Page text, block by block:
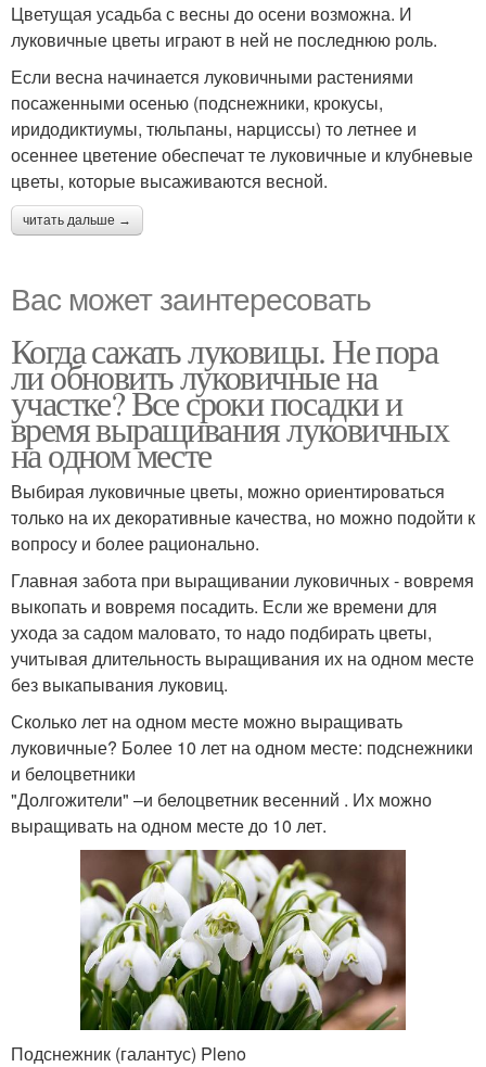
Цветущая усадьба с весны до осени возможна. И
луковичные цветы играют в ней не последнюю роль.
Если весна начинается луковичными растениями
посаженными осенью (подснежники, крокусы,
иридодиктиумы, тюльпаны, нарциссы) то летнее и
осеннее цветение обеспечат те луковичные и клубневые
цветы, которые высаживаются весной.
читать дальше →
Вас может заинтересовать
Когда сажать луковицы. Не пора
ли обновить луковичные на
участке? Все сроки посадки и
время выращивания луковичных
на одном месте
Выбирая луковичные цветы, можно ориентироваться
только на их декоративные качества, но можно подойти к
вопросу и более рационально.
Главная забота при выращивании луковичных - вовремя
выкопать и вовремя посадить. Если же времени для
ухода за садом маловато, то надо подбирать цветы,
учитывая длительность выращивания их на одном месте
без выкапывания луковиц.
Сколько лет на одном месте можно выращивать
луковичные? Более 10 лет на одном месте: подснежники
и белоцветники
"Долгожители" –и белоцветник весенний . Их можно
выращивать на одном месте до 10 лет.
Подснежник (галантус) Pleno